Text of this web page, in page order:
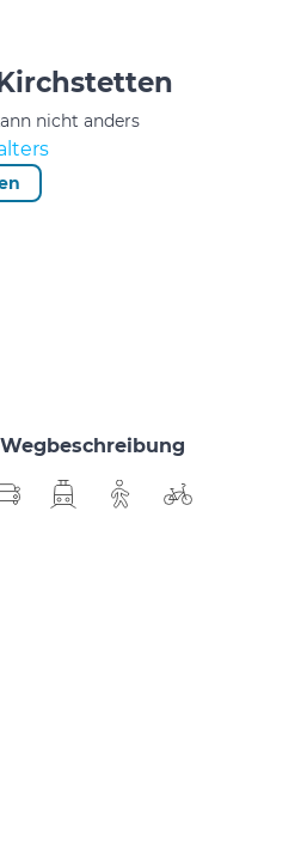
nicht anders
Wegbeschreibung